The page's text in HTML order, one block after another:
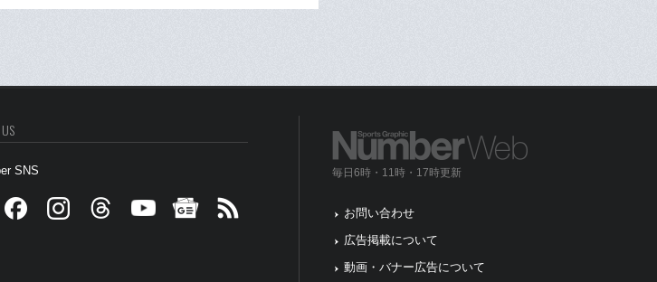
SNS 毎日6時・11時・17時更新
お問い合わせ
広告掲載について
動画・バナー広告について